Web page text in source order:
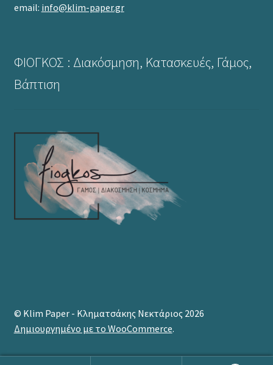
email: info@klim-paper.gr
ΦΙΟΓΚΟΣ : Διακόσμηση, Κατασκευές, Γάμος,
Βάπτιση
© Klim Paper - Κληματσάκης Νεκτάριος 2026
Δημιουργημένο με το WooCommerce.